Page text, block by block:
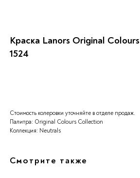
Краска Lanors Original
1524
Стоимость колеровки уточняйте в отделе продаж.
Палитра: Original Colours Collection
Коллекция: Neutrals
Смотрите также